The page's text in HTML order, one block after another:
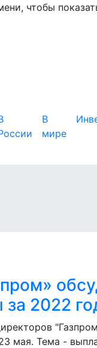
чтобы
В
мире
2022
мая. Тема -